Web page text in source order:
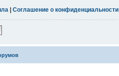
| Соглашение о конфиденциальности